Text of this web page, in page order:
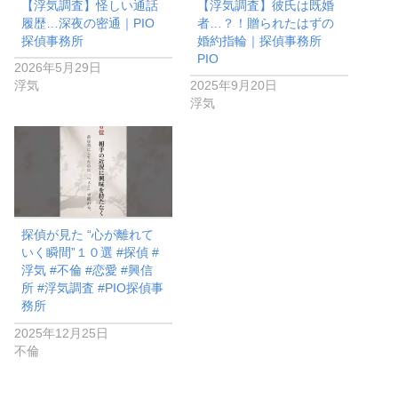
【浮気調査】怪しい通話
履歴…深夜の密通｜PIO
探偵事務所
2026年5月29日
浮気
【浮気調査】彼氏は既婚
者…？！贈られたはずの
婚約指輪｜探偵事務所
PIO
2025年9月20日
浮気
探偵が見た “心が離れて
いく瞬間”１０選 #探偵 #
浮気 #不倫 #恋愛 #興信
所 #浮気調査 #PIO探偵事
務所
2025年12月25日
不倫